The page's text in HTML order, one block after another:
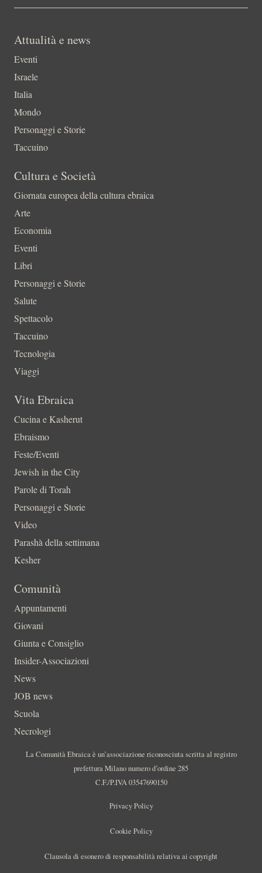
Attualità e news
Eventi
Israele
Italia
Mondo
Personaggi e Storie
Taccuino
Cultura e Società
Giornata europea della cultura ebraica
Arte
Economia
Eventi
Libri
Personaggi e Storie
Salute
Spettacolo
Taccuino
Tecnologia
Viaggi
Vita Ebraica
Cucina e Kasherut
Ebraismo
Feste/Eventi
Jewish in the City
Parole di Torah
Personaggi e Storie
Video
Parashà della settimana
Kesher
Comunità
Appuntamenti
Giovani
Giunta e Consiglio
Insider-Associazioni
News
JOB news
Scuola
Necrologi
La Comunità Ebraica è un’associazione riconosciuta scritta al registro
prefettura Milano numero d’ordine 285
C.F./P.IVA 03547690150
Privacy Policy
Cookie Policy
Clausola di esonero di responsabilità relativa ai copyright